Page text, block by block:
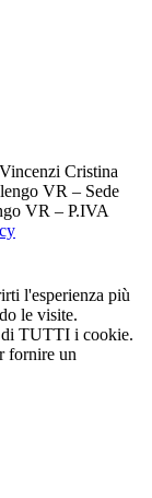
Cristina
VR – Sede
VR – P.IVA
l'esperienza più
le visite.
di TUTTI i cookie.
fornire un